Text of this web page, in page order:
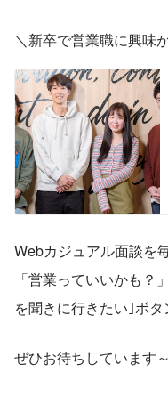
＼新卒で営業職に興味
Webカジュアル面談を
「営業っていいかも？
を聞きに行きたい｣ボタ
ぜひお待ちしています